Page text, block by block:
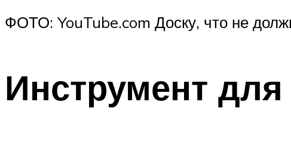
ФОТО: YouTube.com Доску, что не
Инструмент